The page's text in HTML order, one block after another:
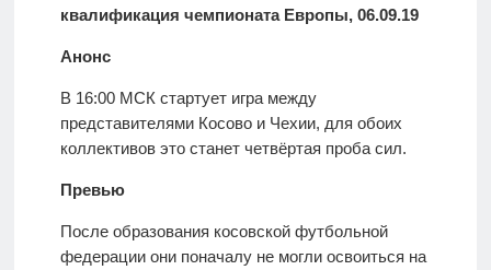
квалификация чемпионата Европы, 06.09.19
Анонс
В 16:00 МСК стартует игра между
представителями Косово и Чехии, для обоих
коллективов это станет четвёртая проба сил.
Превью
После образования косовской футбольной
федерации они поначалу не могли освоиться на